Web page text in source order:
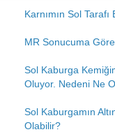
Karnımın Sol
MR Sonucuma
Sol Kaburga
Oluyor. Nedeni Ne
Sol Kaburgamın
Olabilir?